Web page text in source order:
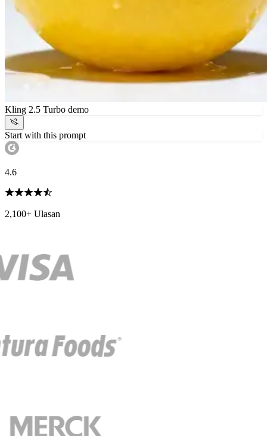
Kling 2.5 Turbo demo
Start with this prompt
4.6
2,100+ Ulasan